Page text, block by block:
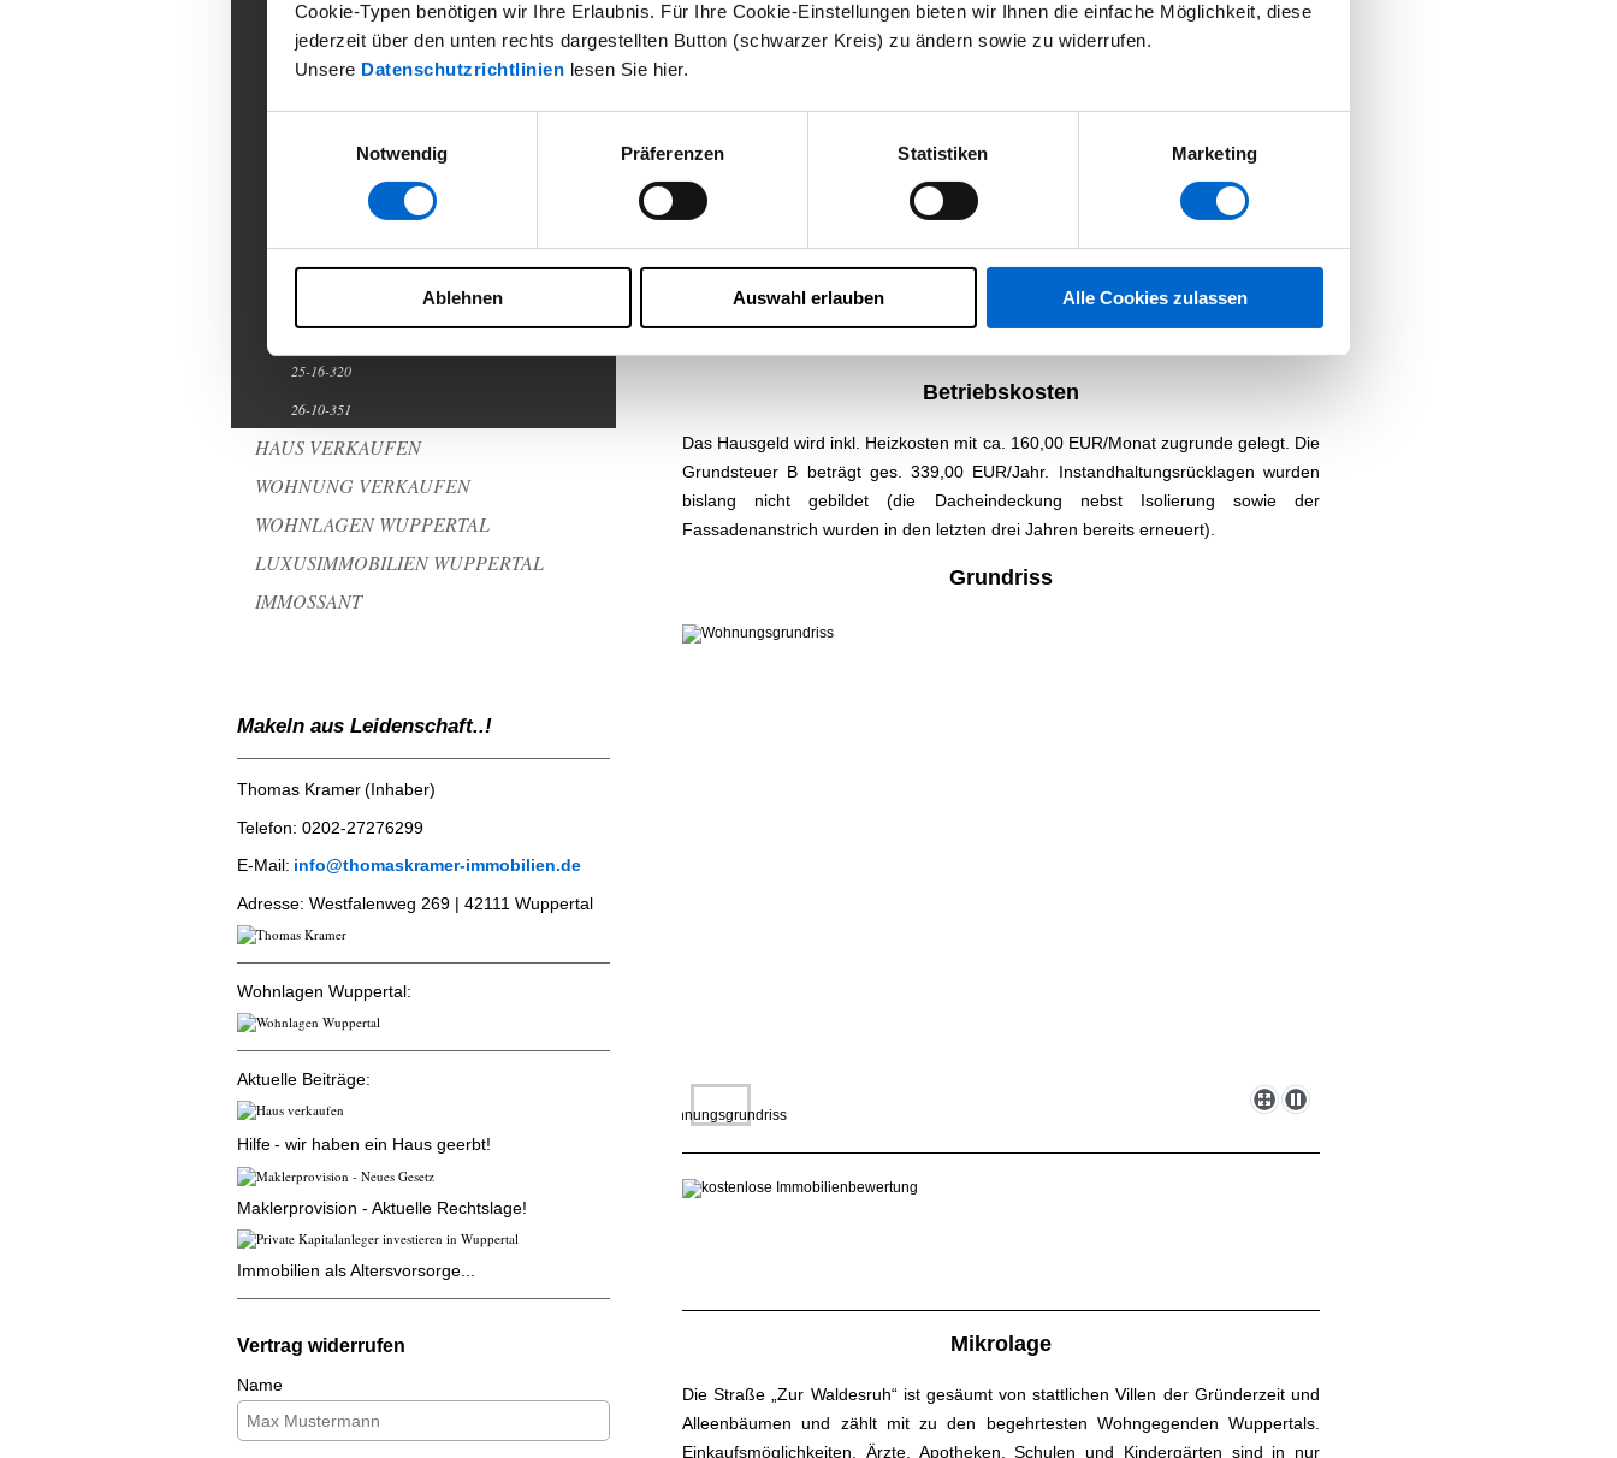
Cookie-Typen benötigen wir Ihre Erlaubnis. Für Ihre Cookie-Einstellungen bieten wir Ihnen die einfache Möglichkeit, diese
jederzeit über den unten rechts dargestellten Button (schwarzer Kreis) zu ändern sowie zu widerrufen.
Unsere Datenschutzrichtlinien lesen Sie hier.
Notwendig
Präferenzen Statistiken Marketing
Ablehnen Auswahl erlauben Alle Cookies zulassen
Zu dieser Wohnung gehört ein Außenstellplatz. Die Waschmaschine befindet sich in
der Waschküche nebst separaten Strom- und Wasserzählern.
Ausstattung
1 Zimmer, offener Kochbereich inkl. EBK, Diele, modernes Duschbad,
Ankleidezimmer/Abstellraum, Gartenterrasse, große Sprossen-Fensterfront
Betriebskosten
Das Hausgeld wird inkl. Heizkosten mit ca. 160,00 EUR/Monat zugrunde gelegt. Die
Grundsteuer B beträgt ges. 339,00 EUR/Jahr. Instandhaltungsrücklagen wurden
bislang nicht gebildet (die Dacheindeckung nebst Isolierung sowie der
Fassadenanstrich wurden in den letzten drei Jahren bereits erneuert).
Grundriss
Mikrolage
Die Straße „Zur Waldesruh“ ist gesäumt von stattlichen Villen der Gründerzeit und
Alleenbäumen und zählt mit zu den begehrtesten Wohngegenden Wuppertals.
Einkaufsmöglichkeiten, Ärzte, Apotheken, Schulen und Kindergärten sind in nur
23-35-268
24-3-274
24-27-298
25-8-312
25-16-320
26-10-351
HAUS VERKAUFEN
WOHNUNG VERKAUFEN
WOHNLAGEN WUPPERTAL
LUXUSIMMOBILIEN WUPPERTAL
IMMOSSANT
Makeln aus Leidenschaft..!
Thomas Kramer(Inhaber)
Telefon: 0202-27276299
E-Mail: info@thomaskramer-immobilien.de
​Adresse: Westfalenweg 269 | 42111 Wuppertal
Wohnlagen Wuppertal:
Aktuelle Beiträge:
Hilfe- wir haben ein Haus geerbt!
Maklerprovision - Aktuelle Rechtslage!
Immobilien als Altersvorsorge...
Vertrag widerrufen
Name